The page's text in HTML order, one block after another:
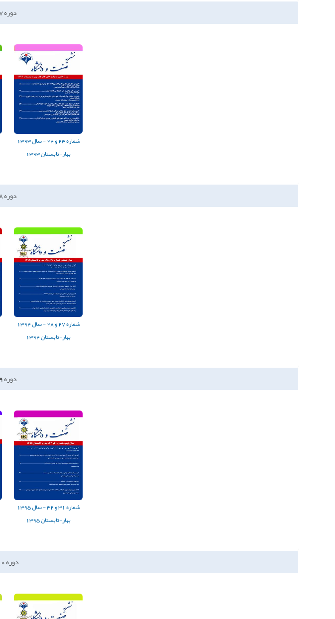
دوره
شماره23 و24
-سال1393
بهار-تابستان 1393
دوره
شماره27 و28
-سال1394
بهار-تابستان 1394
دوره
شماره و32
-سال1395
بهار-تابستان 1395
دوره